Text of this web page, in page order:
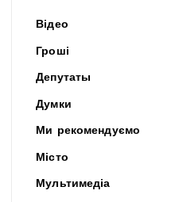
Відео
Гроші
Депутаты
Думки
Ми рекомендуємо
Місто
Мультимедіа